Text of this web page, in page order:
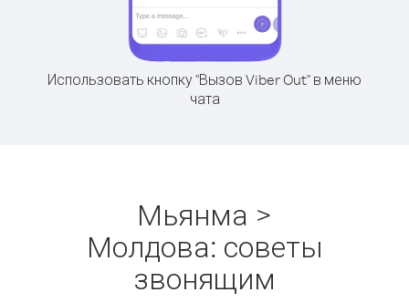
Использовать кнопку "Вызов Viber Out" в меню
чата
Мьянма >
Молдова: советы
звонящим